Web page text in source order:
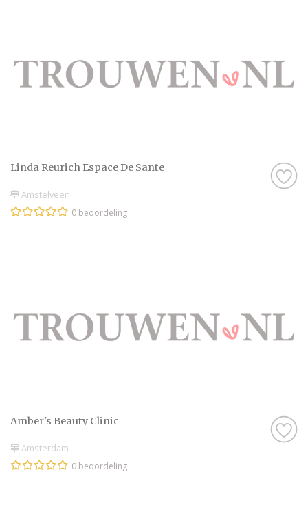
Linda Reurich Espace De Sante
Amstelveen
0 beoordeling
Amber's Beauty Clinic
Amsterdam
0 beoordeling